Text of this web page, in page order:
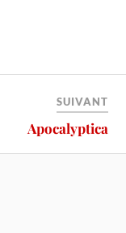
SUIVANT
Apocalyptica